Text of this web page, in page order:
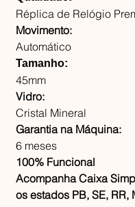
Réplica de Relógio
Movimento:
Automático
Tamanho:
45mm
Vidro:
Cristal Mineral
Garantia na Máquina:
6 meses
100% Funcional
Acompanha Caixa
os estados PB, SE, RR,